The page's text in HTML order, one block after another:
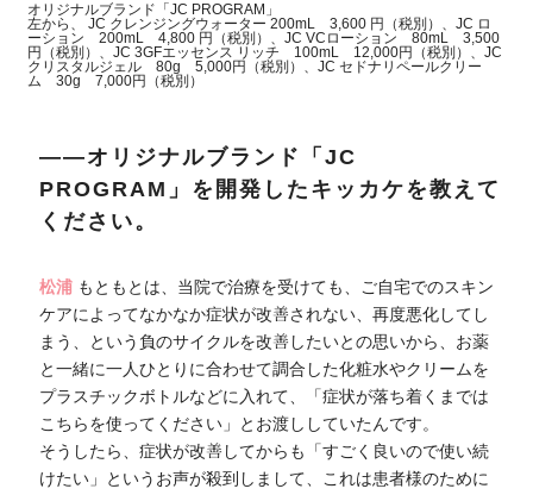
オリジナルブランド「JC PROGRAM」
左から、 JC クレンジングウォーター 200mL 3,600 円（税別）、JC ロ
ーション 200mL 4,800 円（税別）、JC VCローション 80mL 3,500
円（税別）、JC 3GFエッセンス リッチ 100mL 12,000円（税別）、JC
クリスタルジェル 80g 5,000円（税別）、JC セドナリペールクリー
ム 30g 7,000円（税別）
――オリジナルブランド「JC
PROGRAM」を開発したキッカケを教えて
ください。
松浦 もともとは、当院で治療を受けても、ご自宅でのスキン
ケアによってなかなか症状が改善されない、再度悪化してし
まう、という負のサイクルを改善したいとの思いから、お薬
と一緒に一人ひとりに合わせて調合した化粧水やクリームを
プラスチックボトルなどに入れて、「症状が落ち着くまでは
こちらを使ってください」とお渡ししていたんです。
そうしたら、症状が改善してからも「すごく良いので使い続
けたい」というお声が殺到しまして、これは患者様のために